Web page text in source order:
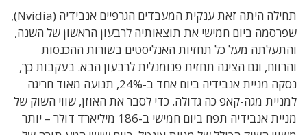
תחילה היתה זאת ענקית המעבדים הגרפיים אנבידיה (Nvidia),
שפרסמה ביום חמישי את תוצאותיה לרבעון הראשון של השנה,
והתעלתה מעל כל תחזיות האנליסטים בשורות ההכנסות
והרווח, וגם הציגה תחזית פנומנלית לרבעון הבא. בעקבות כך,
נסקה מניית אנבידיה ביום אחד ב-24%, תנועה מאוד חריגה
למניית מגה-קאפ כה גדולה. כדי לסבר את האוזן, שווי השוק של
מניית אנבידיה תפח ביום חמישי ב-186 מיליארד דולר – יותר